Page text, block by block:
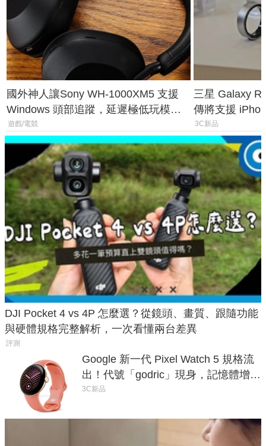
國外神人讓Sony WH-1000XM5 支援
Windows 頭部追蹤，延遲極低玩模擬
飛行超有感
遊戲/電競
三星 Galaxy
傳將支援
慧家電連動功
3C新品
DJI Pocket 4 vs 4P 怎麼選？從鏡頭、畫質、跟隨功能
與硬體規格完整解析，一次看懂兩台差異
評測
Google 新一代 Pixel Watch 5 規格流
出！代號「godric」現身，記憶體增強
鎖定 AI 應用
3C新品